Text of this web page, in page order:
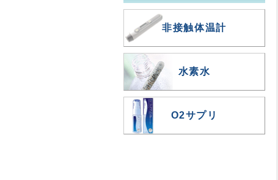
非接触体温計
水素水
O2サプリ